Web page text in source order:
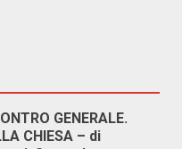
GENERALE.
CHIESA – di